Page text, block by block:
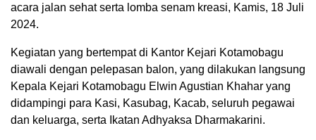
acara jalan sehat serta lomba senam kreasi, Kamis, 18 Juli
2024.
Kegiatan yang bertempat di Kantor Kejari Kotamobagu
diawali dengan pelepasan balon, yang dilakukan langsung
Kepala Kejari Kotamobagu Elwin Agustian Khahar yang
didampingi para Kasi, Kasubag, Kacab, seluruh pegawai
dan keluarga, serta Ikatan Adhyaksa Dharmakarini.